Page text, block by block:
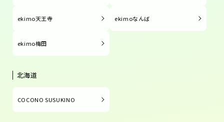
ekimo天王寺 ekimoなんば
ekimo梅田
北海道
COCONO SUSUKINO